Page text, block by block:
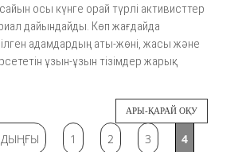
осы күнге орай түрлі активисттер
дайындайды. Көп жағдайда
адамдардың аты-жөні, жасы және
ұзын-ұзын тізімдер жарық
АРЫ-ҚАРАЙ ОҚУ
1 2 3 4